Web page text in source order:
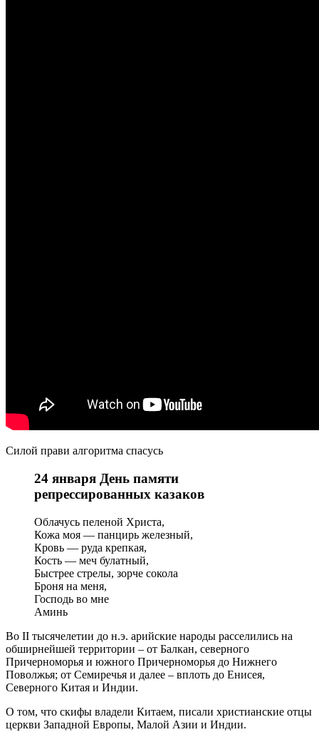
Силой прави алгоритма спасусь
24 января День памяти
репрессированных казаков
Облачусь пеленой Христа,
Кожа моя — панцирь железный,
Кровь — руда крепкая,
Кость — меч булатный,
Быстрее стрелы, зорче сокола
Броня на меня,
Господь во мне
Аминь
Во II тысячелетии до н.э. арийские народы расселились на
обширнейшей территории – от Балкан, северного
Причерноморья и южного Причерноморья до Нижнего
Поволжья; от Семиречья и далее – вплоть до Енисея,
Северного Китая и Индии.
О том, что скифы владели Китаем, писали христианские отцы
церкви Западной Европы, Малой Азии и Индии.